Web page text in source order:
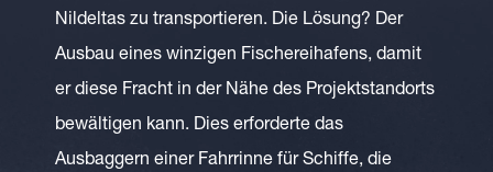
Nildeltas zu transportieren. Die Lösung? Der
Ausbau eines winzigen Fischereihafens, damit
er diese Fracht in der Nähe des Projektstandorts
bewältigen kann. Dies erforderte das
Ausbaggern einer Fahrrinne für Schiffe, die